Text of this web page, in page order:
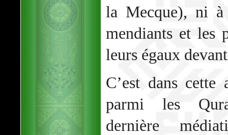
la Mecque), ni
mendiants et les
leurs égaux
C’est dans cette
parmi les
dernière